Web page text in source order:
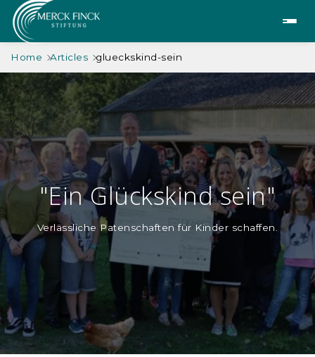
Home Articles glueckskind-sein
"Ein Glückskind sein"
Verlässliche Patenschaften für Kinder schaffen.